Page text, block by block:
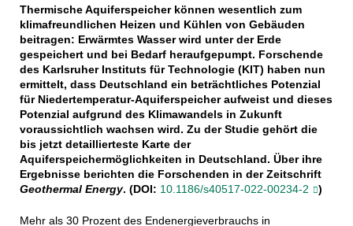
Thermische Aquiferspeicher können wesentlich zum
klimafreundlichen Heizen und Kühlen von Gebäuden
beitragen: Erwärmtes Wasser wird unter der Erde
gespeichert und bei Bedarf heraufgepumpt. Forschende
des Karlsruher Instituts für Technologie (KIT) haben nun
ermittelt, dass Deutschland ein beträchtliches Potenzial
für Niedertemperatur-Aquiferspeicher aufweist und dieses
Potenzial aufgrund des Klimawandels in Zukunft
voraussichtlich wachsen wird. Zu der Studie gehört die
bis jetzt detaillierteste Karte der
Aquiferspeichermöglichkeiten in Deutschland. Über ihre
Ergebnisse berichten die Forschenden in der Zeitschrift
Geothermal Energy. (DOI: 10.1186/s40517-022-00234-2 )
Mehr als 30 Prozent des Endenergieverbrauchs in